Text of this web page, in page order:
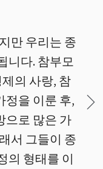
만 우리는 종
니다. 참부모
의 사랑, 참
정을 이룬 후,
으로 많은 가
서 그들이 종
의 형태를 이